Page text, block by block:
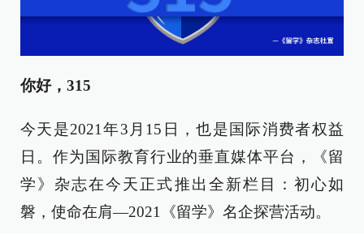
你好，315
今天是2021年3月15日，也是国际消费者权益
日。作为国际教育行业的垂直媒体平台，《留
学》杂志在今天正式推出全新栏目：初心如
磐，使命在肩—2021《留学》名企探营活动。